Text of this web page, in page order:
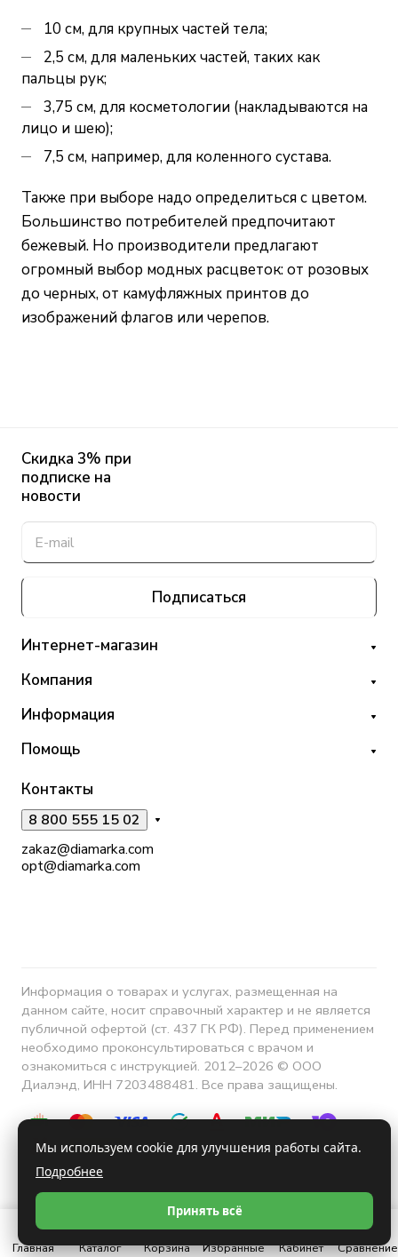
10 см, для крупных частей тела;
2,5 см, для маленьких частей, таких как
пальцы рук;
3,75 см, для косметологии (накладываются на
лицо и шею);
7,5 см, например, для коленного сустава.
Также при выборе надо определиться с цветом.
Большинство потребителей предпочитают
бежевый. Но производители предлагают
огромный выбор модных расцветок: от розовых
до черных, от камуфляжных принтов до
изображений флагов или черепов.
Скидка 3% при
подписке на
новости
Подписаться
Интернет-магазин
Компания
Информация
Помощь
Контакты
8 800 555 15 02
zakaz@diamarka.com
opt@diamarka.com
Информация о товарах и услугах, размещенная на
данном сайте, носит справочный характер и не является
публичной офертой (ст. 437 ГК РФ). Перед применением
необходимо проконсультироваться с врачом и
ознакомиться с инструкцией. 2012–2026 © ООО
Диалэнд, ИНН 7203488481. Все права защищены.
Конфиденциальность
Главная Каталог Корзина Избранные Кабинет Сравнение
Мы используем cookie для улучшения работы сайта.
Подробнее
Принять всё